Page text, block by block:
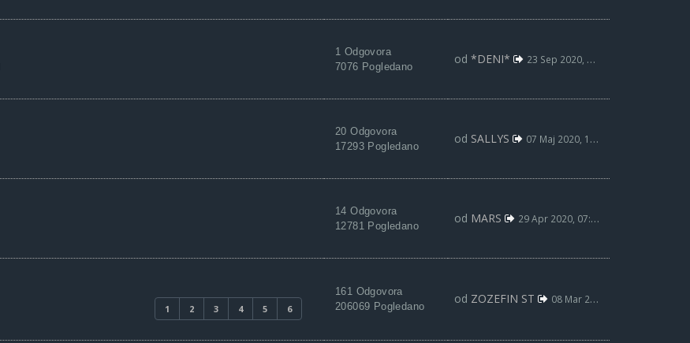
1 Odgovora
7076 Pogledano
od *DENI* 23 Sep 2020, 20:43
20 Odgovora
17293 Pogledano
od SALLYS 07 Maj 2020, 19:26
14 Odgovora
12781 Pogledano
od MARS 29 Apr 2020, 07:11
1 2 3 4 5 6
161 Odgovora
206069 Pogledano
od ZOZEFIN ST 08 Mar 2020, 03:07